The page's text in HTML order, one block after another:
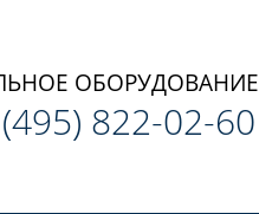
ОБОРУДОВАНИЕ
822-02-60